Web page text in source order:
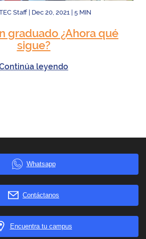
Staff Dec 20, 2021 5 MIN
graduado ¿Ahora qué
sigue?
leyendo
Whatsapp
Contáctanos
Encuentra tu campus